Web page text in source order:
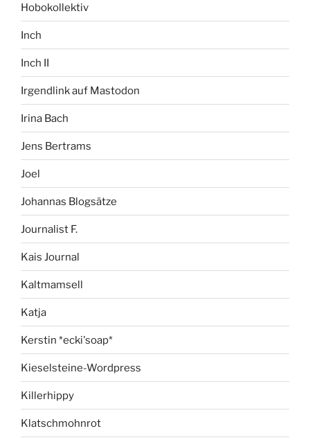
Hobokollektiv
Inch
Inch II
Irgendlink auf Mastodon
Irina Bach
Jens Bertrams
Joel
Johannas Blogsätze
Journalist F.
Kais Journal
Kaltmamsell
Katja
Kerstin *ecki'soap*
Kieselsteine-Wordpress
Killerhippy
Klatschmohnrot